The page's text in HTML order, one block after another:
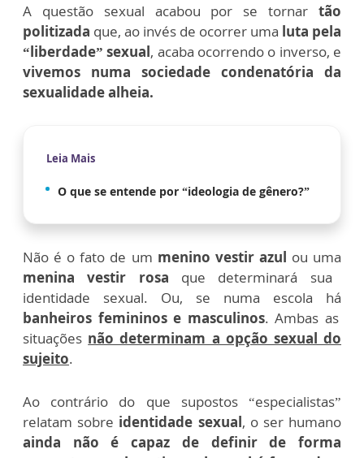
A questão sexual acabou por se tornar tão
politizada que, ao invés de ocorrer uma luta pela
“liberdade” sexual, acaba ocorrendo o inverso, e
vivemos numa sociedade condenatória da
sexualidade alheia.
Leia Mais
O que se entende por “ideologia de gênero?”
Não é o fato de um menino vestir azul ou uma
menina vestir rosa que determinará sua
identidade sexual. Ou, se numa escola há
banheiros femininos e masculinos. Ambas as
situações não determinam a opção sexual do
sujeito.
Ao contrário do que supostos “especialistas”
relatam sobre identidade sexual, o ser humano
ainda não é capaz de definir de forma